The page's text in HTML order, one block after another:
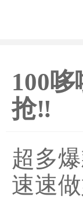
100
抢‼️
超多
速速